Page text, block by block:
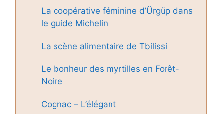
La coopérative féminine d’Ürgüp dans
le guide Michelin
La scène alimentaire de Tbilissi
Le bonheur des myrtilles en Forêt-
Noire
Cognac – L’élégant